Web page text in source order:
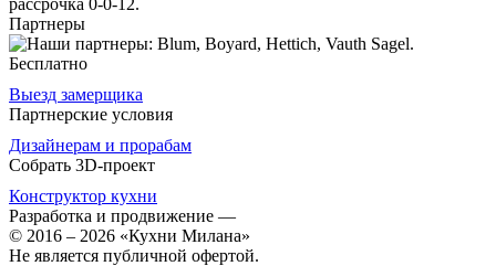
Партнеры
Бесплатно
Выезд замерщика
Партнерские условия
Дизайнерам и прорабам
Собрать 3D-проект
Конструктор кухни
Разработка и продвижение —
© 2016 – 2026 «Кухни Милана»
Не является публичной офертой.